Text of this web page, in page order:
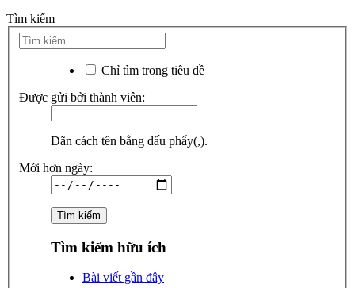
Tìm kiếm
Chỉ tìm trong tiêu đề
Được gửi bởi thành viên:
Dãn cách tên bằng dấu phẩy(,).
Mới hơn ngày:
Tìm kiếm hữu ích
Bài viết gần đây